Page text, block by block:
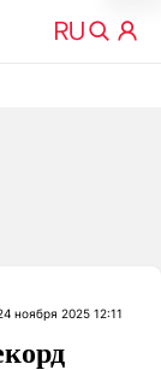
ноября 2025 12:11